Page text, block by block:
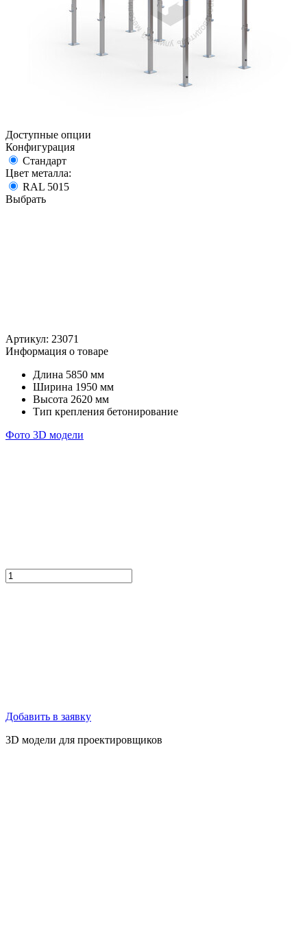
Доступные опции
Конфигурация
Стандарт
Цвет металла:
RAL 5015
Выбрать
Артикул: 23071
Информация о товаре
Длина 5850 мм
Ширина 1950 мм
Высота 2620 мм
Тип крепления бетонирование
Фото 3D модели
Добавить в заявку
3D модели для проектировщиков